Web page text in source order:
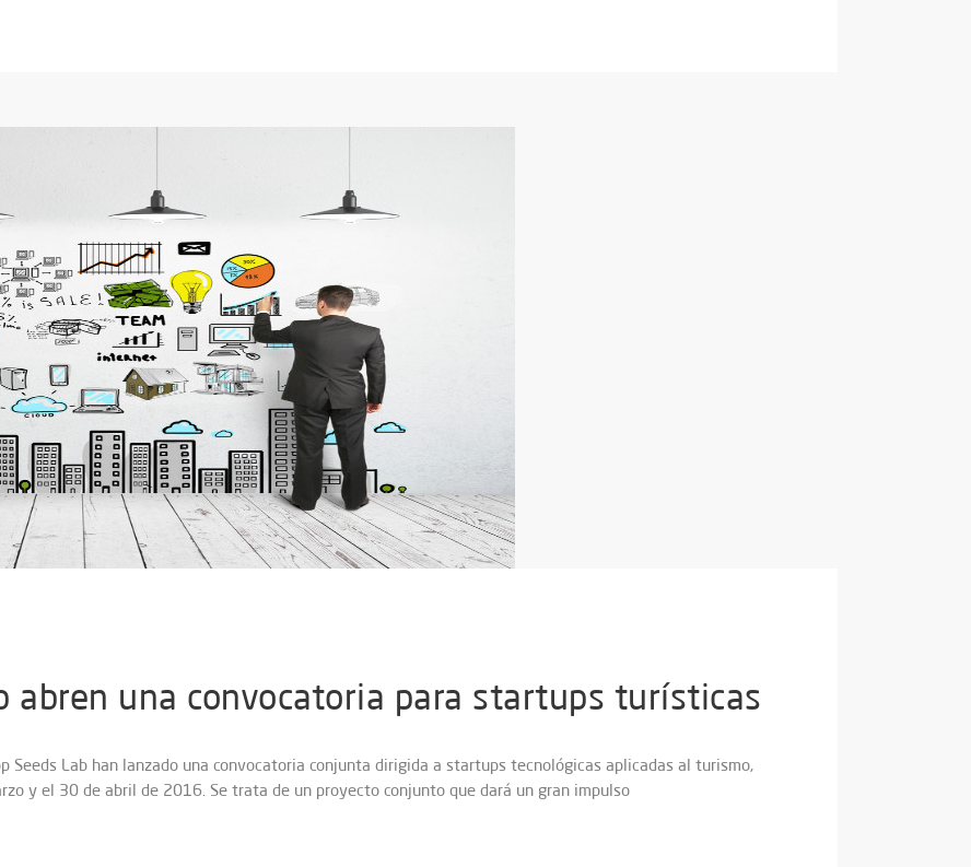
abren una convocatoria para startups turísticas
Seeds Lab han lanzado una convocatoria conjunta dirigida a startups tecnológicas aplicadas al turismo,
y el 30 de abril de 2016. Se trata de un proyecto conjunto que dará un gran impulso